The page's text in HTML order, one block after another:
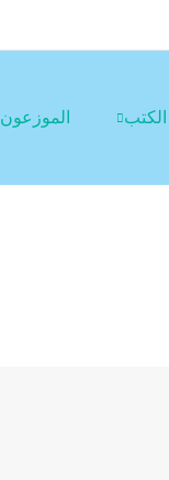
الكتب الموزعون